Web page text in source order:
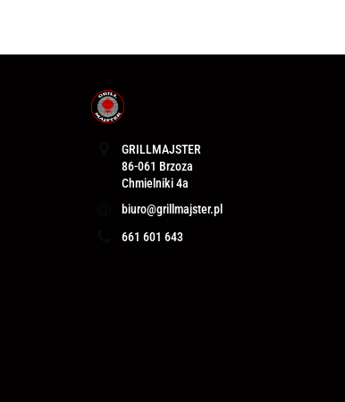
GRILLMAJSTER
86-061 Brzoza
biuro@grillmajster.pl
661 601 643